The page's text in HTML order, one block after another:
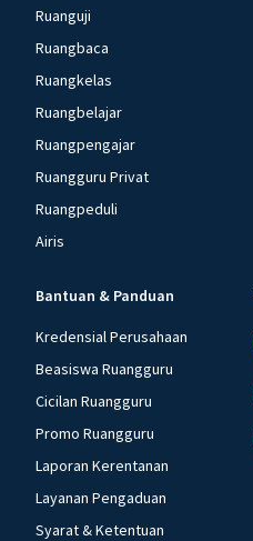
Ruanguji
Ruangbaca
Ruangkelas
Ruangbelajar
Ruangpengajar
Ruangguru Privat
Ruangpeduli
Airis
Bantuan & Panduan
Kredensial Perusahaan
Beasiswa Ruangguru
Cicilan Ruangguru
Promo Ruangguru
Laporan Kerentanan
Layanan Pengaduan
Syarat & Ketentuan